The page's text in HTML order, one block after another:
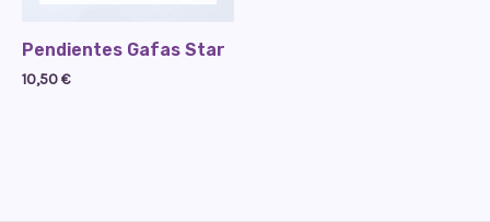
Pendientes Gafas Star
10,50€